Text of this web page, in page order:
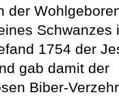
der
Schwanzes
1754 der
gab damit der
Biber-